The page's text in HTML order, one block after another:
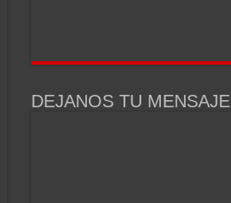
DEJANOS TU MENSAJE